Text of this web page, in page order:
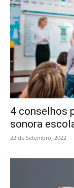
4 conselhos
sonora
22 de Setembro, 2022